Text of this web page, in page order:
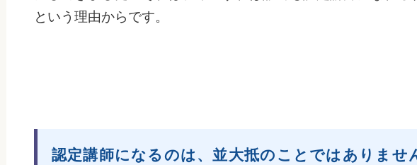
という理由からです。
認定講師になるのは、並大抵のことではありませ